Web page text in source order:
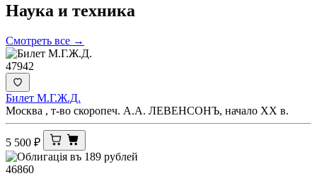
Наука и техника
Смотреть все →
47942
Билет М.Г.Ж.Д.
Москва , т-во скоропеч. А.А. ЛЕВЕНСОНЪ, начало ХХ в.
5 500 ₽
46860